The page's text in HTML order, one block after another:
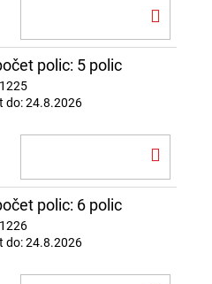
polic: 5 polic
do:24.8.2026
polic: 6 polic
do:24.8.2026